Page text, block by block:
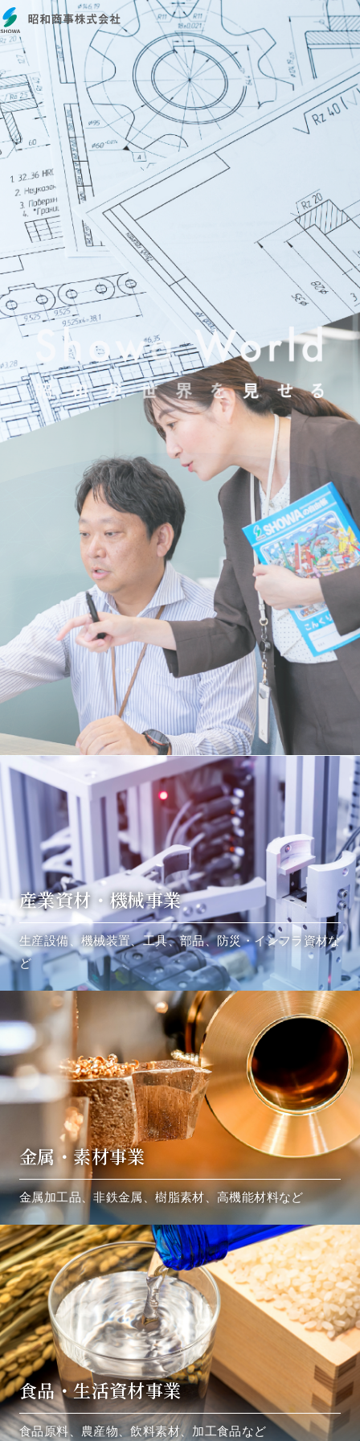
産業資材・機械事業
生産設備、機械装置、工具、部品、防災・インフラ資材な
ど
金属・素材事業
金属加工品、非鉄金属、樹脂素材、高機能材料など
食品・生活資材事業
食品原料、農産物、飲料素材、加工食品など